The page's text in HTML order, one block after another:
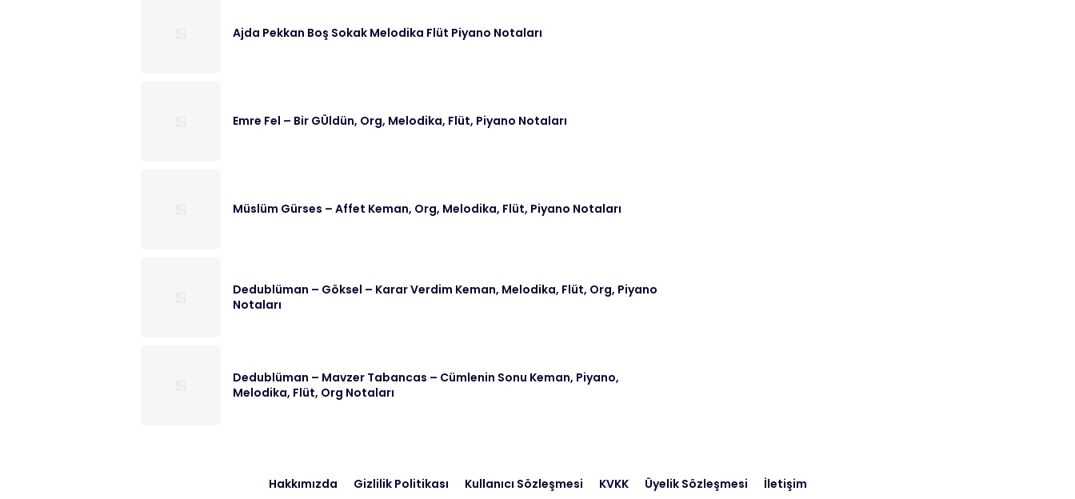
Ajda Pekkan Boş Sokak Melodika Flüt Piyano Notaları
Emre Fel – Bir GÜldün, Org, Melodika, Flüt, Piyano Notaları
Müslüm Gürses – Affet Keman, Org, Melodika, Flüt, Piyano Notaları
Dedublüman – Göksel – Karar Verdim Keman, Melodika, Flüt, Org, Piyano
Notaları
Dedublüman – Mavzer Tabancas – Cümlenin Sonu Keman, Piyano,
Melodika, Flüt, Org Notaları
Hakkımızda Gizlilik Politikası Kullanıcı Sözleşmesi KVKK Üyelik Sözleşmesi İletişim